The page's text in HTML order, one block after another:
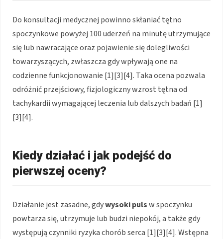
Do konsultacji medycznej powinno skłaniać tętno
spoczynkowe powyżej 100 uderzeń na minutę utrzymujące
się lub nawracające oraz pojawienie się dolegliwości
towarzyszących, zwłaszcza gdy wpływają one na
codzienne funkcjonowanie [1][3][4]. Taka ocena pozwala
odróżnić przejściowy, fizjologiczny wzrost tętna od
tachykardii wymagającej leczenia lub dalszych badań [1]
[3][4].
Kiedy działać i jak podejść do
pierwszej oceny?
Działanie jest zasadne, gdywysoki pulsw spoczynku
powtarza się, utrzymuje lub budzi niepokój, a także gdy
występują czynniki ryzyka chorób serca [1][3][4]. Wstępna